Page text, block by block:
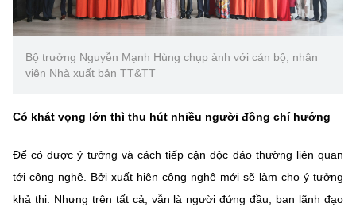
Bộ trưởng Nguyễn Mạnh Hùng chụp ảnh với cán bộ, nhân
viên Nhà xuất bản TT&TT
Có khát vọng lớn thì thu hút nhiều người đồng chí hướng
Để có được ý tưởng và cách tiếp cận độc đáo thường liên quan
tới công nghệ. Bởi xuất hiện công nghệ mới sẽ làm cho ý tưởng
khả thi. Nhưng trên tất cả, vẫn là người đứng đầu, ban lãnh đạo